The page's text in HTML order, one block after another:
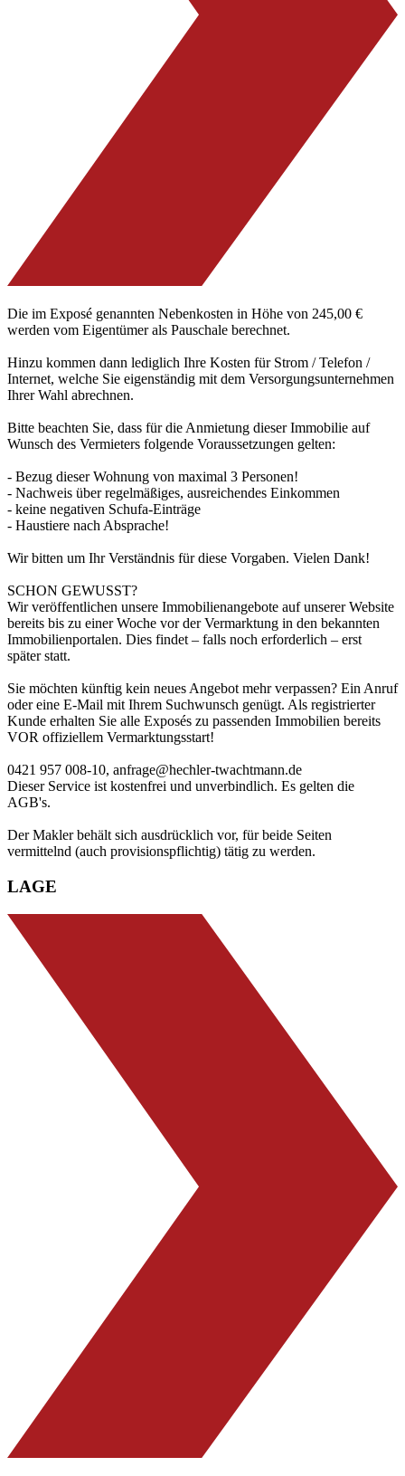
Die im Exposé genannten Nebenkosten in Höhe von 245,00 €
werden vom Eigentümer als Pauschale berechnet.
Hinzu kommen dann lediglich Ihre Kosten für Strom / Telefon /
Internet, welche Sie eigenständig mit dem Versorgungsunternehmen
Ihrer Wahl abrechnen.
Bitte beachten Sie, dass für die Anmietung dieser Immobilie auf
Wunsch des Vermieters folgende Voraussetzungen gelten:
- Bezug dieser Wohnung von maximal 3 Personen!
- Nachweis über regelmäßiges, ausreichendes Einkommen
- keine negativen Schufa-Einträge
- Haustiere nach Absprache!
Wir bitten um Ihr Verständnis für diese Vorgaben. Vielen Dank!
SCHON GEWUSST?
Wir veröffentlichen unsere Immobilienangebote auf unserer Website
bereits bis zu einer Woche vor der Vermarktung in den bekannten
Immobilienportalen. Dies findet – falls noch erforderlich – erst
später statt.
Sie möchten künftig kein neues Angebot mehr verpassen? Ein Anruf
oder eine E-Mail mit Ihrem Suchwunsch genügt. Als registrierter
Kunde erhalten Sie alle Exposés zu passenden Immobilien bereits
VOR offiziellem Vermarktungsstart!
0421 957 008-10, anfrage@hechler-twachtmann.de
Dieser Service ist kostenfrei und unverbindlich. Es gelten die
AGB's.
Der Makler behält sich ausdrücklich vor, für beide Seiten
vermittelnd (auch provisionspflichtig) tätig zu werden.
LAGE